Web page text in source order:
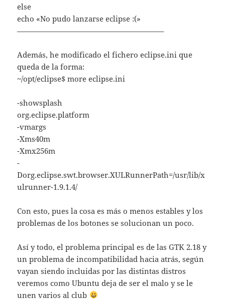
else
echo «No pudo lanzarse eclipse :(»
———————————————————–
Además, he modificado el fichero eclipse.ini que
queda de la forma:
~/opt/eclipse$ more eclipse.ini
-showsplash
org.eclipse.platform
-vmargs
-Xms40m
-Xmx256m
-
Dorg.eclipse.swt.browser.XULRunnerPath=/usr/lib/x
ulrunner-1.9.1.4/
Con esto, pues la cosa es más o menos estables y los
problemas de los botones se solucionan un poco.
Así y todo, el problema principal es de las GTK 2.18 y
un problema de incompatibilidad hacia atrás, según
vayan siendo incluidas por las distintas distros
veremos como Ubuntu deja de ser el malo y se le
unen varios al club